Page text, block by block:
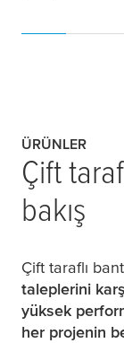
ÜRÜNLER
Çift
bakış
Çift taraflı
taleplerini
yüksek
her projenin